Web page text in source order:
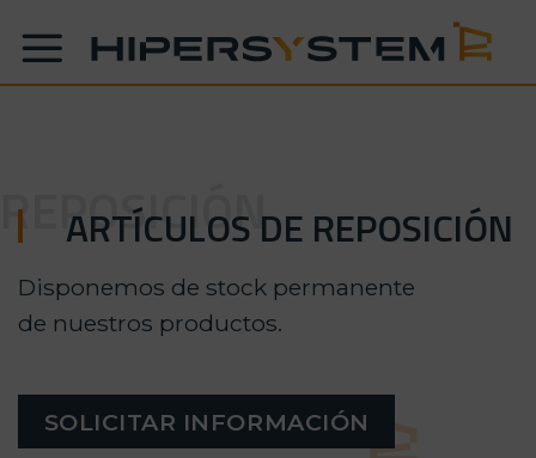
content
REPOSICIÓN
ARTÍCULOS DE REPOSICIÓN
Disponemos de stock permanente
de nuestros productos.
SOLICITAR INFORMACIÓN